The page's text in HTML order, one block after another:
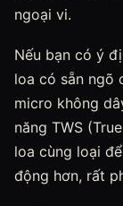
ngoại vi.
Nếu bạn có ý
loa có sẵn ngõ
micro không
năng TWS
loa cùng loại
động hơn, rất